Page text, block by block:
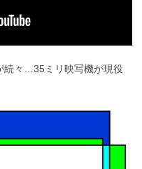
続々…35ミリ映写機が現役